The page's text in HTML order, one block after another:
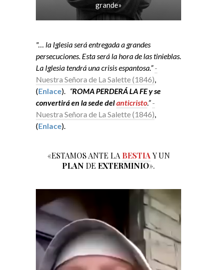
grande»
"… la Iglesia será entregada a grandes
persecuciones. Esta será la hora de las tinieblas.
La Iglesia tendrá una crisis espantosa.” -
Nuestra Señora de La Salette (1846),
(Enlace). “ROMA PERDERÁ LA FE y se
convertirá en la sede delanticristo.” -
Nuestra Señora de La Salette (1846),
(Enlace).
«ESTAMOS ANTE LA BESTIA Y UN
PLAN DE EXTERMINIO».